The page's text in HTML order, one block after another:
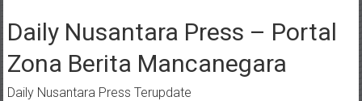
ke
konten
Daily Nusantara Press – Portal
Zona Berita Mancanegara
Daily Nusantara Press Terupdate